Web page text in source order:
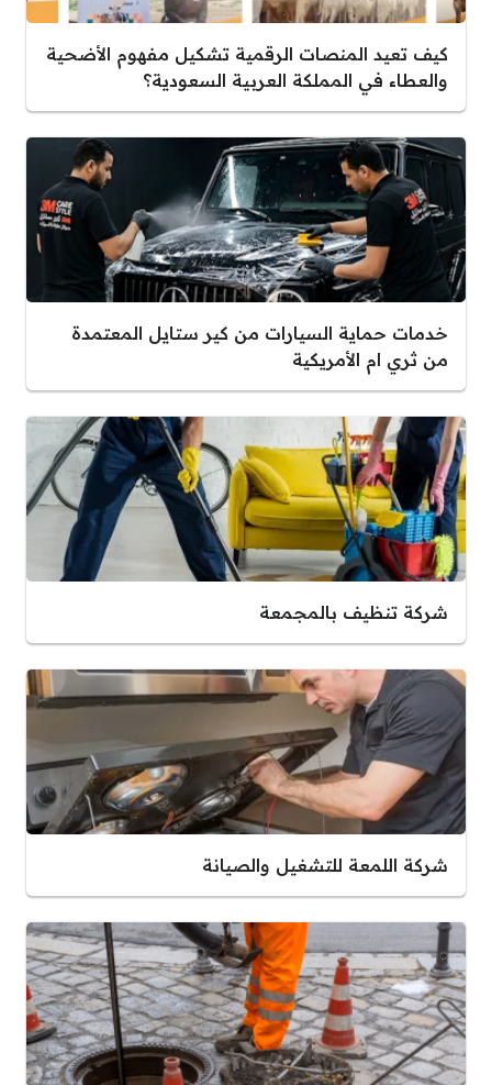
كيف تعيد المنصات الرقمية تشكيل مفهوم الأضحية
والعطاء في المملكة العربية السعودية؟
خدمات حماية السيارات من كير ستايل المعتمدة
من ثري ام الأمريكية
شركة تنظيف بالمجمعة
شركة اللمعة للتشغيل والصيانة